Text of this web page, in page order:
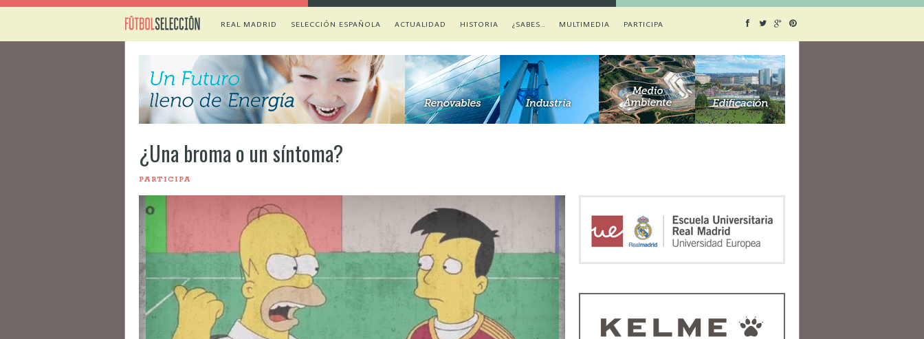
REAL MADRID SELECCIÓN ESPAÑOLA ACTUALIDAD HISTORIA ¿SABES… MULTIMEDIA PARTICIPA
¿Una broma o un síntoma?
PARTICIPA